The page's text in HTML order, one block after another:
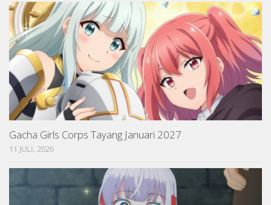
Gacha Girls Corps Tayang Januari 2027
11 JULI, 2026